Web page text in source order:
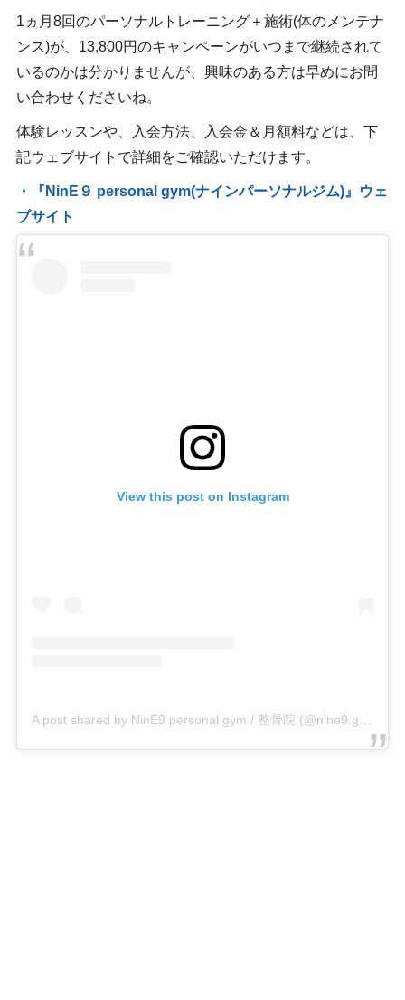
1ヵ月8回のパーソナルトレーニング＋施術(体のメンテナ
ンス)が、13,800円のキャンペーンがいつまで継続されて
いるのかは分かりませんが、興味のある方は早めにお問
い合わせくださいね。
体験レッスンや、入会方法、入会金＆月額料などは、下
記ウェブサイトで詳細をご確認いただけます。
・『NinE９ personal gym(ナインパーソナルジム)』ウェ
ブサイト
View this post on Instagram